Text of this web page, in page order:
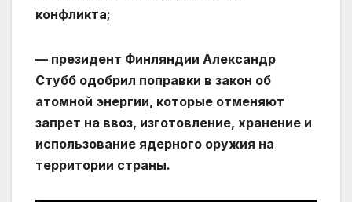
конфликта;
— президент Финляндии Александр
Стубб одобрил поправки в закон об
атомной энергии, которые отменяют
запрет на ввоз, изготовление, хранение и
использование ядерного оружия на
территории страны.